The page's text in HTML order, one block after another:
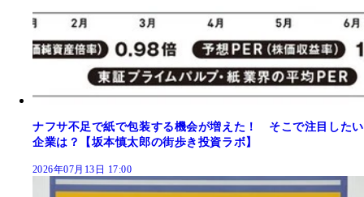
ナフサ不足で紙で包装する機会が増えた！ そこで注目したい
企業は？【坂本慎太郎の街歩き投資ラボ】
2026年07月13日 17:00